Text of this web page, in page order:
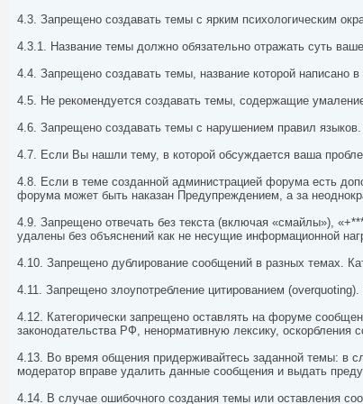
4.3. Запрещено создавать темы с ярким психологическим
4.3.1. Название темы должно обязательно отражать суть
4.4. Запрещено создавать темы, название которой написано
4.5. Не рекомендуется создавать темы, содержащие
4.6. Запрещено создавать темы с нарушением правил
4.7. Если Вы нашли тему, в которой обсуждается ваша
4.8. Если в теме созданной администрацией форума есть
форума может быть наказан Предупреждением, а за
4.9. Запрещено отвечать без текста (включая «смайлы»),
удалены без объяснений как не несущие информационной
4.10. Запрещено дублирование сообщений в разных темах.
4.11. Запрещено злоупотребление цитированием
4.12. Категорически запрещено оставлять на форуме
законодательства РФ, ненормативную лексику,
4.13. Во время общения придерживайтесь заданной темы: в
модератор вправе удалить данные сообщения и выдать
4.14. В случае ошибочного создания темы или оставления